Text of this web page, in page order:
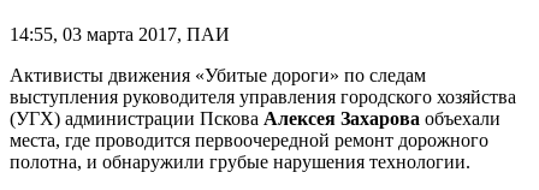
14:55, 03 марта 2017, ПАИ
Активисты движения «Убитые дороги» по следам
выступления руководителя управления городского хозяйства
(УГХ) администрации Пскова Алексея Захарова объехали
места, где проводится первоочередной ремонт дорожного
полотна, и обнаружили грубые нарушения технологии.